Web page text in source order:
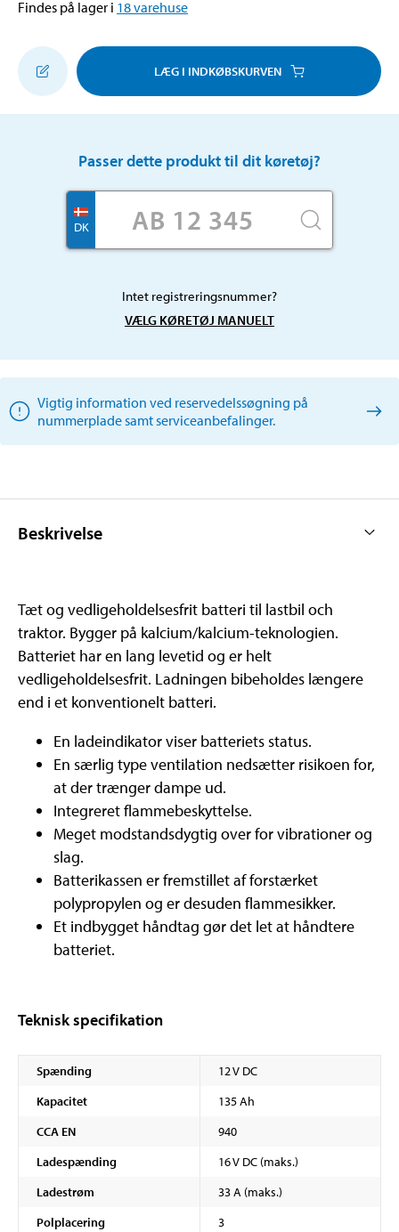
Findes på lager i 18varehuse
LÆG I INDKØBSKURVEN
Passer dette produkt til dit køretøj?
DK
Intet registreringsnummer?
VÆLG KØRETØJ MANUELT
Vigtig information ved reservedelssøgning på
nummerplade samt serviceanbefalinger.
Beskrivelse
Tæt og vedligeholdelsesfrit batteri til lastbil och
traktor. Bygger på kalcium/kalcium-teknologien.
Batteriet har en lang levetid og er helt
vedligeholdelsesfrit. Ladningen bibeholdes længere
end i et konventionelt batteri.
En ladeindikator viser batteriets status.
En særlig type ventilation nedsætter risikoen for,
at der trænger dampe ud.
Integreret flammebeskyttelse.
Meget modstandsdygtig over for vibrationer og
slag.
Batterikassen er fremstillet af forstærket
polypropylen og er desuden flammesikker.
Et indbygget håndtag gør det let at håndtere
batteriet.
Teknisk specifikation
Spænding
12 V DC
Kapacitet
135 Ah
CCA EN
940
Ladespænding
16 V DC (maks.)
Ladestrøm
33 A (maks.)
Polplacering
3